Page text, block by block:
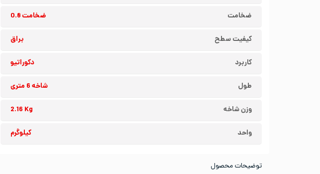
ضخامت ضخامت 0.8
کیفیت سطح براق
کاربرد دکوراتیو
طول شاخه 6 متری
وزن شاخه 2.16 Kg
واحد کیلوگرم
توضیحات محصول